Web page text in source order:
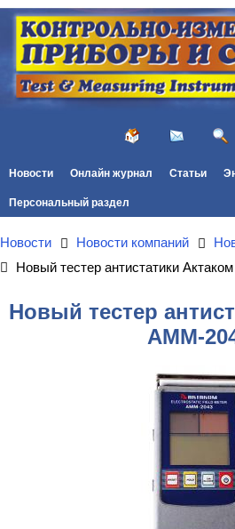
Новости Онлайн журнал Статьи
Персональный раздел
Новости Новости компаний
Новый тестер антистатики
Новый тестер
АММ-